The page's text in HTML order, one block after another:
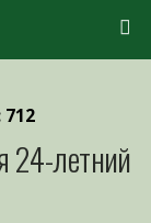
24-летний